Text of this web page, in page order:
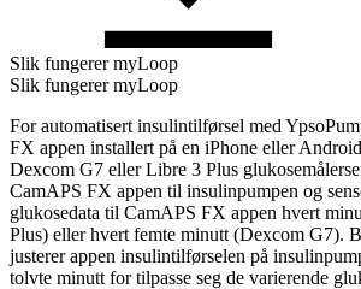
Slik fungerer myLoop
Slik fungerer myLoop
For automatisert insulintilførsel med
FX appen installert på en iPhone eller
Dexcom G7 eller Libre 3 Plus
CamAPS FX appen til insulinpumpen og
glukosedata til CamAPS FX appen hvert
Plus) eller hvert femte minutt (Dexcom G7).
justerer appen insulintilførselen på
tolvte minutt for tilpasse seg de varierende